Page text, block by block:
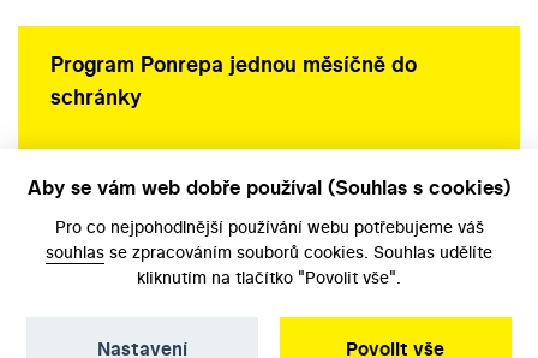
Program Ponrepa jednou měsíčně do
schránky
Aby se vám web dobře používal (Souhlas s cookies)
Pro co nejpohodlnější používání webu potřebujeme váš
souhlas se zpracováním souborů cookies. Souhlas udělíte
kliknutím na tlačítko "Povolit vše".
Povolit vše
Nastavení